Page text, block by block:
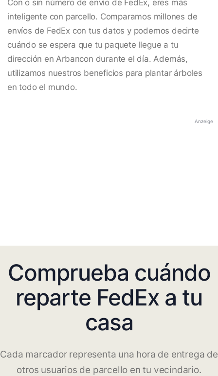
Con o sin número de envío de FedEx, eres más
inteligente con parcello. Comparamos millones de
envíos de FedEx con tus datos y podemos decirte
cuándo se espera que tu paquete llegue a tu
dirección en Arbancon durante el día. Además,
utilizamos nuestros beneficios para plantar árboles
en todo el mundo.
Anzeige
Comprueba cuándo
reparte FedEx a tu
casa
Cada marcador representa una hora de entrega de
otros usuarios de parcello en tu vecindario.